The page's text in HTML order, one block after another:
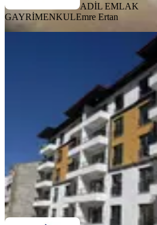
ADİL EMLAK
GAYRİMENKULEmre Ertan
Harbert
Satılık 1+1
Merkez, Abdullah
1+1·42 m² ·Yüksek
1.750.000 ₺
Harbert Gayrimenkul Harbert
Ara